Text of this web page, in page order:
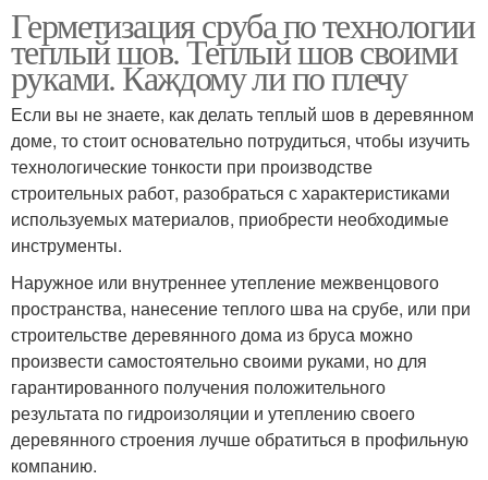
Герметизация сруба по технологии
теплый шов. Теплый шов своими
руками. Каждому ли по плечу
Если вы не знаете, как делать теплый шов в деревянном
доме, то стоит основательно потрудиться, чтобы изучить
технологические тонкости при производстве
строительных работ, разобраться с характеристиками
используемых материалов, приобрести необходимые
инструменты.
Наружное или внутреннее утепление межвенцового
пространства, нанесение теплого шва на срубе, или при
строительстве деревянного дома из бруса можно
произвести самостоятельно своими руками, но для
гарантированного получения положительного
результата по гидроизоляции и утеплению своего
деревянного строения лучше обратиться в профильную
компанию.